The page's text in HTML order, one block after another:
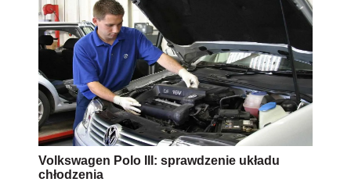
Volkswagen Polo III: sprawdzenie układu
chłodzenia